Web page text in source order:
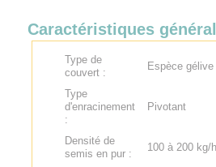
Caractéristiques
Type de
couvert :
Espèce gélive
Type
d'enracinement
:
Pivotant
Densité de
semis en pur :
100 à 200 kg/